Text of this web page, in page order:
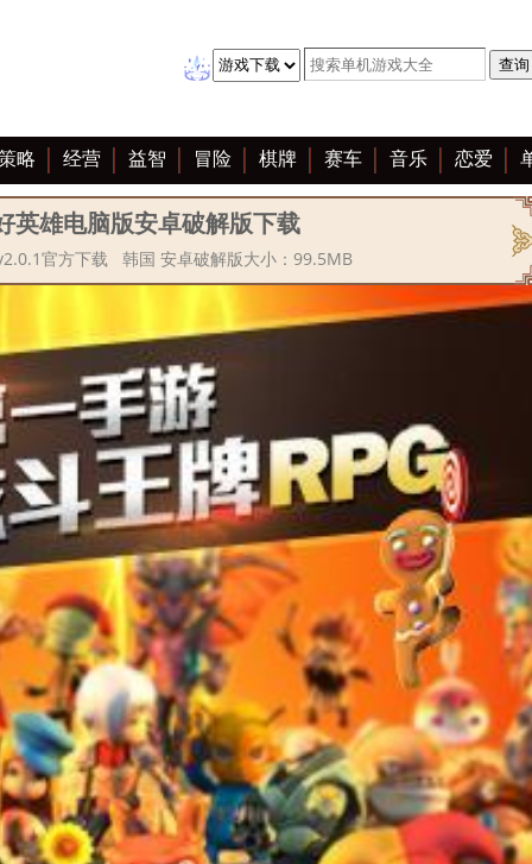
略 经营 益智 冒险 棋牌 赛车 音乐 恋爱
英雄电脑版安卓破解版下载
官方下载 韩国 安卓破解版大小：99.5MB